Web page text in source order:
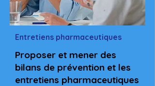
Entretiens pharmaceutiques
Proposer et mener des
bilans de prévention et les
entretiens pharmaceutiques